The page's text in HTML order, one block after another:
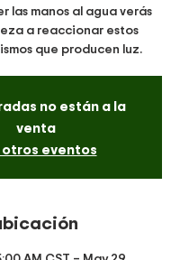
las manos al agua verás
a reaccionar estos
que producen luz.
no están a la
venta
otros eventos